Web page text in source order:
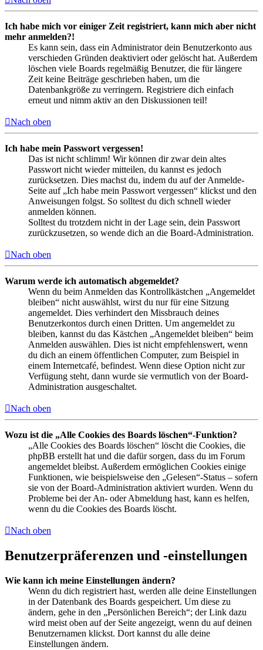
Ich habe mich vor einiger Zeit registriert, kann mich aber nicht
mehr anmelden?!
Es kann sein, dass ein Administrator dein Benutzerkonto aus
verschieden Gründen deaktiviert oder gelöscht hat. Außerdem
löschen viele Boards regelmäßig Benutzer, die für längere
Zeit keine Beiträge geschrieben haben, um die
Datenbankgröße zu verringern. Registriere dich einfach
erneut und nimm aktiv an den Diskussionen teil!
Nach oben
Ich habe mein Passwort vergessen!
Das ist nicht schlimm! Wir können dir zwar dein altes
Passwort nicht wieder mitteilen, du kannst es jedoch
zurücksetzen. Dies machst du, indem du auf der Anmelde-
Seite auf „Ich habe mein Passwort vergessen“ klickst und den
Anweisungen folgst. So solltest du dich schnell wieder
anmelden können.
Solltest du trotzdem nicht in der Lage sein, dein Passwort
zurückzusetzen, so wende dich an die Board-Administration.
Nach oben
Warum werde ich automatisch abgemeldet?
Wenn du beim Anmelden das Kontrollkästchen „Angemeldet
bleiben“ nicht auswählst, wirst du nur für eine Sitzung
angemeldet. Dies verhindert den Missbrauch deines
Benutzerkontos durch einen Dritten. Um angemeldet zu
bleiben, kannst du das Kästchen „Angemeldet bleiben“ beim
Anmelden auswählen. Dies ist nicht empfehlenswert, wenn
du dich an einem öffentlichen Computer, zum Beispiel in
einem Internetcafé, befindest. Wenn diese Option nicht zur
Verfügung steht, dann wurde sie vermutlich von der Board-
Administration ausgeschaltet.
Nach oben
Wozu ist die „Alle Cookies des Boards löschen“-Funktion?
„Alle Cookies des Boards löschen“ löscht die Cookies, die
phpBB erstellt hat und die dafür sorgen, dass du im Forum
angemeldet bleibst. Außerdem ermöglichen Cookies einige
Funktionen, wie beispielsweise den „Gelesen“-Status – sofern
sie von der Board-Administration aktiviert wurden. Wenn du
Probleme bei der An- oder Abmeldung hast, kann es helfen,
wenn du die Cookies des Boards löscht.
Nach oben
Benutzerpräferenzen und -einstellungen
Wie kann ich meine Einstellungen ändern?
Wenn du dich registriert hast, werden alle deine Einstellungen
in der Datenbank des Boards gespeichert. Um diese zu
ändern, gehe in den „Persönlichen Bereich“; der Link dazu
wird meist oben auf der Seite angezeigt, wenn du auf deinen
Benutzernamen klickst. Dort kannst du alle deine
Einstellungen ändern.